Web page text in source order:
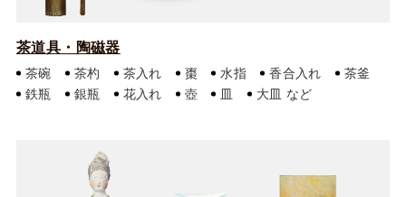
茶道具・陶磁器
茶碗 茶杓 茶入れ 棗 水指 香合入れ
茶釜
鉄瓶
銀瓶 花入れ 壺 皿 大皿